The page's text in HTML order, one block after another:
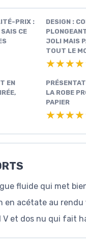
PRIX :
CE
DESIGN :
JOLI MAIS
TOUT LE
EN
LA ROBE
PAPIER
fluide qui met
en acétate au
V et dos nu qui fait